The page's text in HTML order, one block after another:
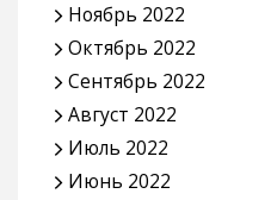
Ноябрь 2022
Октябрь 2022
Сентябрь 2022
Август 2022
Июль 2022
Июнь 2022